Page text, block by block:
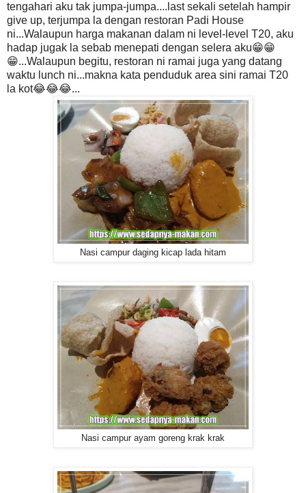
tengahari aku tak jumpa-jumpa....last sekali setelah hampir
give up, terjumpa la dengan restoran Padi House
ni...Walaupun harga makanan dalam ni level-level T20, aku
hadap jugak la sebab menepati dengan selera aku😁😁
😁...Walaupun begitu, restoran ni ramai juga yang datang
waktu lunch ni...makna kata penduduk area sini ramai T20
la kot😂😂😂...
Nasi campur daging kicap lada hitam
Nasi campur ayam goreng krak krak